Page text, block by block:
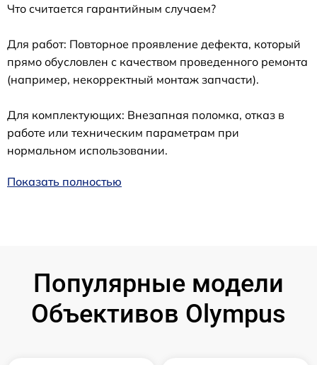
Что считается гарантийным случаем?
Для работ: Повторное проявление дефекта, который
прямо обусловлен с качеством проведенного ремонта
(например, некорректный монтаж запчасти).
Для комплектующих: Внезапная поломка, отказ в
работе или техническим параметрам при
нормальном использовании.
Показать полностью
Популярные модели
Объективов Olympus